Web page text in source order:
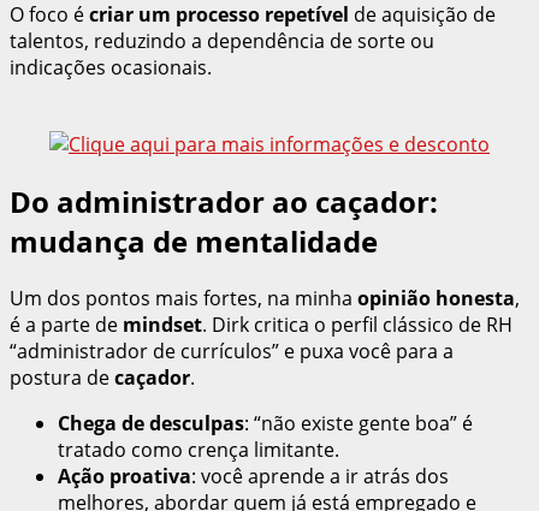
O foco écriar um processo repetível de aquisição de
talentos, reduzindo a dependência de sorte ou
indicações ocasionais.
Do administrador ao caçador:
mudança de mentalidade
Um dos pontos mais fortes, na minha opinião honesta,
é a parte de mindset. Dirk critica o perfil clássico de RH
“administrador de currículos” e puxa você para a
postura decaçador.
Chega de desculpas: “não existe gente boa” é
tratado como crença limitante.
Ação proativa: você aprende a ir atrás dos
melhores, abordar quem já está empregado e